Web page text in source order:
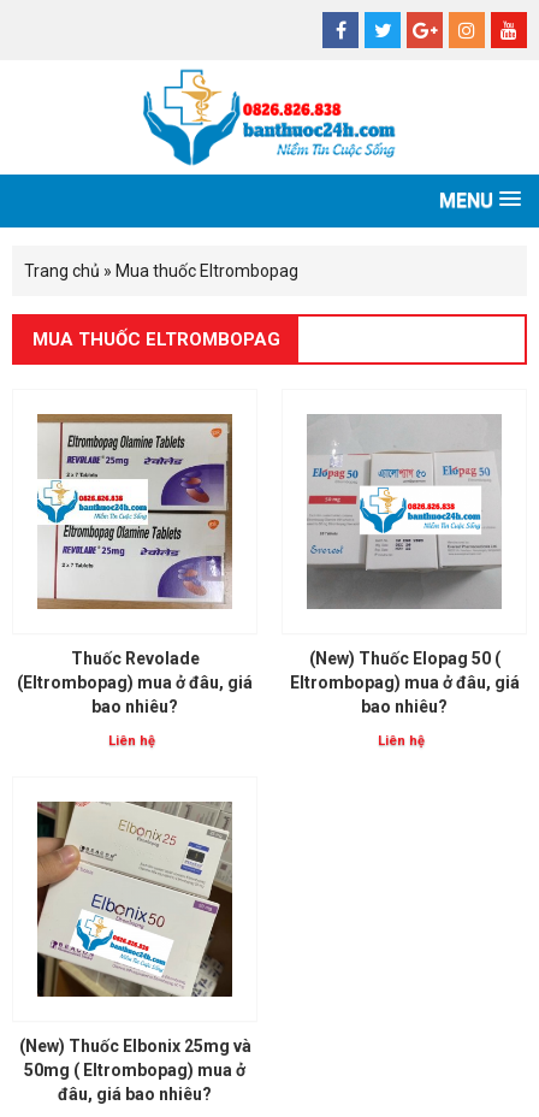
MENU
Trang chủ » Mua thuốc Eltrombopag
MUA THUỐC ELTROMBOPAG
Thuốc Revolade
(Eltrombopag) mua ở đâu, giá
bao nhiêu?
Liên hệ
(New) Thuốc Elopag 50 (
Eltrombopag) mua ở đâu, giá
bao nhiêu?
Liên hệ
(New) Thuốc Elbonix 25mg và
50mg ( Eltrombopag) mua ở
đâu, giá bao nhiêu?